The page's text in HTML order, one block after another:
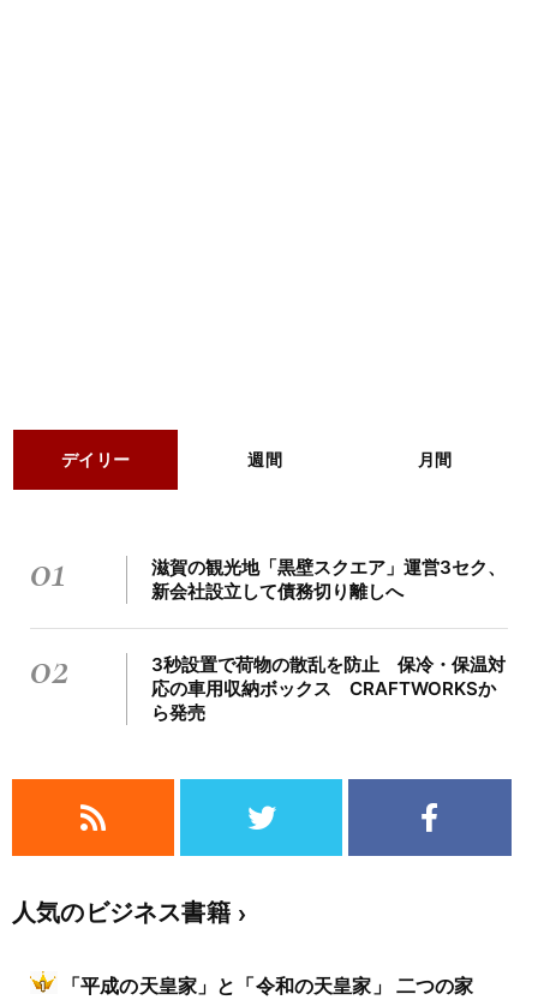
デイリー 週間 月間
01
滋賀の観光地「黒壁スクエア」運営3セク、
新会社設立して債務切り離しへ
02
3秒設置で荷物の散乱を防止 保冷・保温対
応の車用収納ボックス CRAFTWORKSか
ら発売
人気のビジネス書籍
「平成の天皇家」と「令和の天皇家」 二つの家